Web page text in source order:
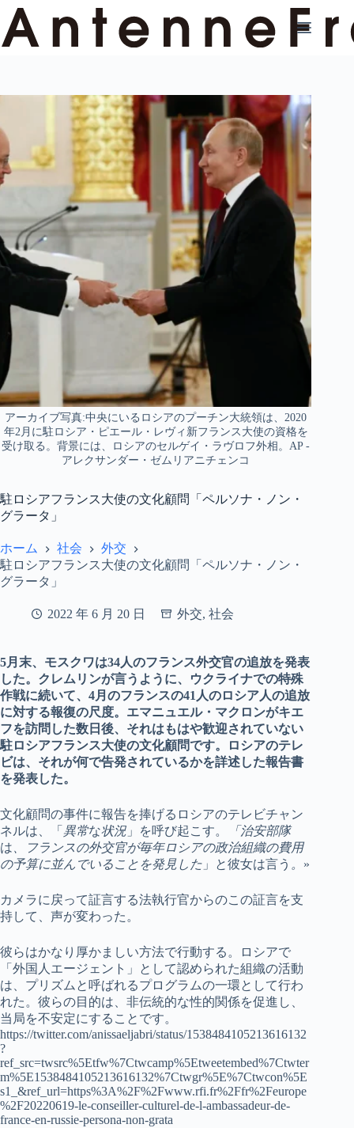
ン
テ
ッ
プ
アーカイブ写真:中央にいるロシアのプーチン大統領は、2020
年2月に駐ロシア・ピエール・レヴィ新フランス大使の資格を
受け取る。背景には、ロシアのセルゲイ・ラヴロフ外相。AP -
アレクサンダー・ゼムリアニチェンコ
駐ロシアフランス大使の文化顧問「ペルソナ・ノン・
グラータ」
ホーム 社会
外交
駐ロシアフランス大使の文化顧問「ペルソナ・ノン・
グラータ」
2022 年 6 月 20 日 外交, 社会
5月末、モスクワは34人のフランス外交官の追放を発表
した。クレムリンが言うように、ウクライナでの特殊
作戦に続いて、4月のフランスの41人のロシア人の追放
に対する報復の尺度。エマニュエル・マクロンがキエ
フを訪問した数日後、それはもはや歓迎されていない
駐ロシアフランス大使の文化顧問です。ロシアのテレ
ビは、それが何で告発されているかを詳述した報告書
を発表した。
文化顧問の事件に報告を捧げるロシアのテレビチャン
ネルは、「 異常な状況 」を呼び起こす。
「治安部隊
は
フランスの外交官が毎年ロシアの政治組織の費用
の予算に並んでいることを発見した 」と彼女は言う 。 »
カメラに戻って証言する法執行官からのこの証言を支
持して、声が変わった。
彼らはかなり厚かましい方法で行動する。ロシアで
「外国人エージェント」として認められた組織の活動
は、プリズムと呼ばれるプログラムの一環として行わ
れた。彼らの目的は、非伝統的な性的関係を促進し、
当局を不安定にすることです。
https://twitter.com/anissaeljabri/status/1538484105213616132
?
ref_src=twsrc%5Etfw%7Ctwcamp%5Etweetembed%7Ctwter
m%5E1538484105213616132%7Ctwgr%5E%7Ctwcon%5E
s1_&ref_url=https%3A%2F%2Fwww.rfi.fr%2Ffr%2Feurope
%2F20220619-le-conseiller-culturel-de-l-ambassadeur-de-
france-en-russie-persona-non-grata